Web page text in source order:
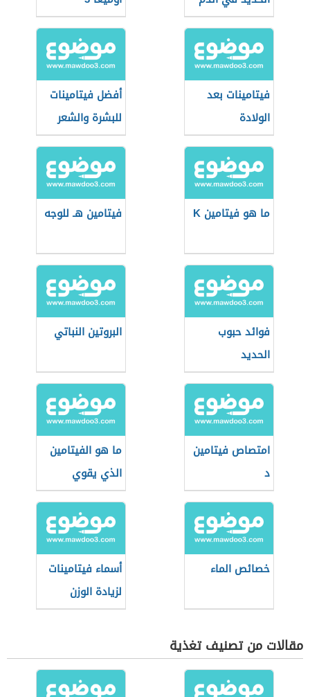
فيتامينات بعد
الولادة
أفضل فيتامينات
للبشرة والشعر
والأظافر
ما هو فيتامين K فيتامين هـ للوجه
فوائد حبوب
الحديد
البروتين النباتي
امتصاص فيتامين
د
ما هو الفيتامين
الذي يقوي
الأعصاب
خصائص الماء
أسماء فيتامينات
لزيادة الوزن
مقالات من تصنيف تغذية